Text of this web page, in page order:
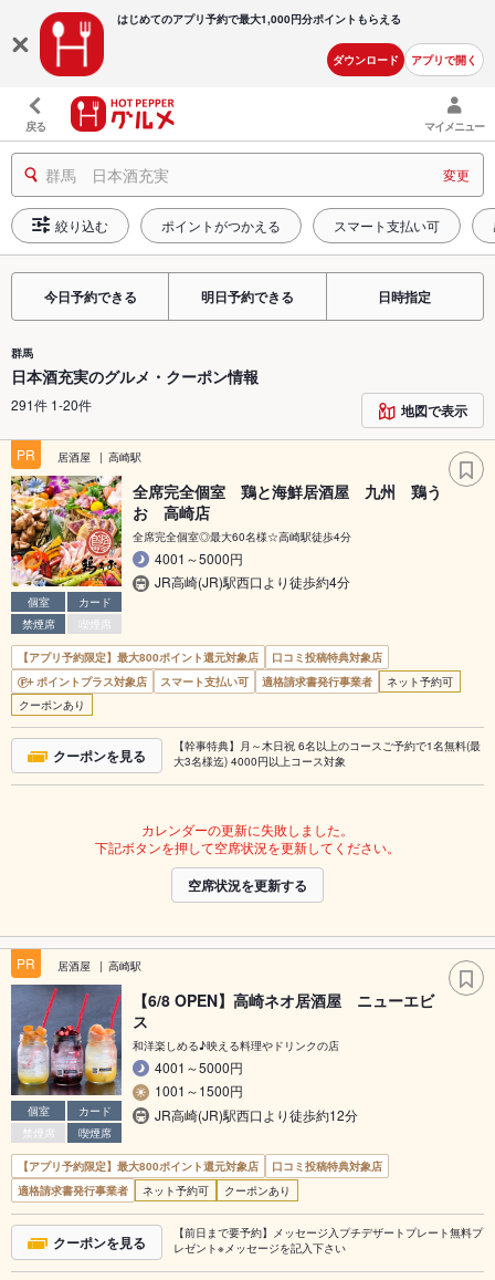
はじめてのアプリ予約で最大1,000円分ポイントもらえる
ダウンロード アプリで開く
戻る マイメニュー
群馬 日本酒充実 変更
絞り込む ポイントがつかえる スマート支払い可
今日予約できる 明日予約できる 日時指定
群馬
日本酒充実のグルメ・クーポン情報
291件 1-20件 地図で表示
PR 居酒屋 高崎駅
個室
カード
禁煙席
喫煙席
全席完全個室 鶏と海鮮居酒屋 九州 鶏う
お 高崎店
全席完全個室◎最大60名様☆高崎駅徒歩4分
4001～5000円
JR高崎(JR)駅西口より徒歩約4分
【アプリ予約限定】最大800ポイント還元対象店
口コミ投稿特典対象店
ポイントプラス対象店
スマート支払い可 適格請求書発行事業者
ネット予約可
クーポンあり
クーポンを見る
【幹事特典】月～木日祝 6名以上のコースご予約で1名無料(最
大3名様迄) 4000円以上コース対象
カレンダーの更新に失敗しました。
下記ボタンを押して空席状況を更新してください。
空席状況を更新する
PR 居酒屋 高崎駅
個室
カード
禁煙席
喫煙席
【6/8 OPEN】高崎ネオ居酒屋 ニューエビ
ス
和洋楽しめる♪映える料理やドリンクの店
4001～5000円
1001～1500円
JR高崎(JR)駅西口より徒歩約12分
【アプリ予約限定】最大800ポイント還元対象店
口コミ投稿特典対象店
適格請求書発行事業者
ネット予約可 クーポンあり
クーポンを見る
【前日まで要予約】メッセージ入プチデザートプレート無料プ
レゼント※メッセージを記入下さい